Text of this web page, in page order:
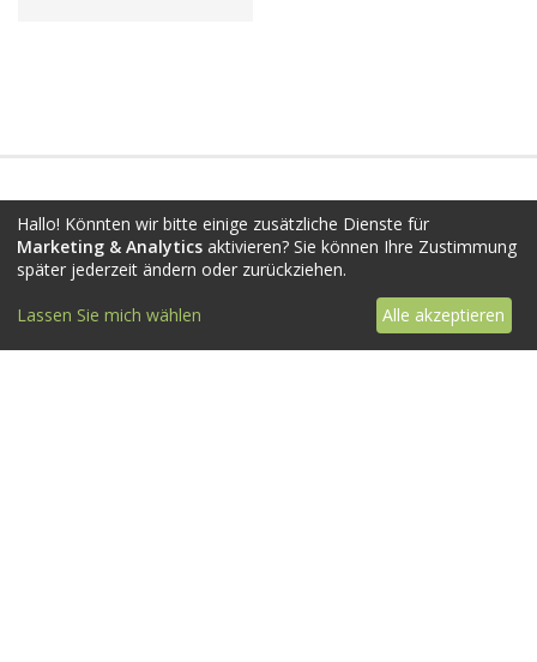
FIXAR
Vom eigenen foto
FAQ
Klebstoffe
Metylan Extra
Hallo! Könnten wir bitte einige zusätzliche Dienste für
Marketing & Analytics aktivieren? Sie können Ihre Zustimmung
später jederzeit ändern oder zurückziehen.
Lassen Sie mich wählen Alle akzeptieren